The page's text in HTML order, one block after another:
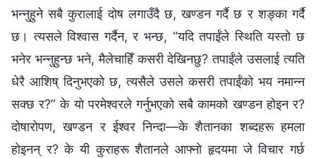
भन्‍नुहुने सबै कुरालाई दोष लगाउँदै छ, खण्डन गर्दै छ र शङ्‍का गर्दै
छ। त्यसले विश्‍वास गर्दैन, र भन्छ, “यदि तपाईंले स्थिति यस्तो छ
भनेर भन्‍नुहुन्छ भने, मैलेचाहिँ कसरी देखिनछु? तपाईंले उसलाई त्यति
धेरै आशिष् दिनुभएको छ, त्यसैले उसले कसरी तपाईंको भय नमान्‍न
सक्छ र?” के यो परमेश्‍वरले गर्नुभएको सबै कामको खण्डन होइन र?
दोषारोपण, खण्डन र ईश्‍वर निन्दा—के शैतानका शब्दहरू हमला
होइनन् र? के यी कुराहरू शैतानले आफ्नो हृदयमा जे विचार गर्छ